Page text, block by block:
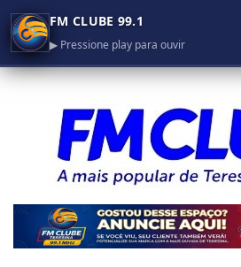
FM CLUBE 99.1
▶ Pressione play para ouvir